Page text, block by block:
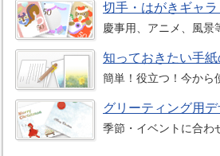
切手・はがきギャラ
慶事用、アニメ、風景
知っておきたい手
簡単！役立つ！今から
グリーティング用
季節・イベントに合わ